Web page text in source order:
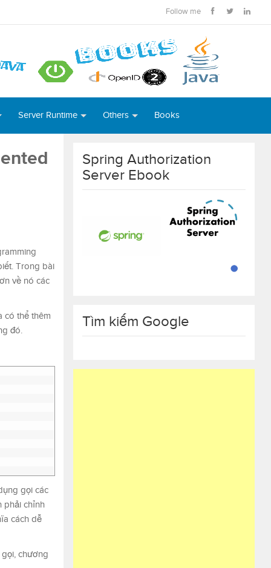
Follow me
Server Runtime Others Books
Trong bài
về nó các
có thể thêm
đó.
gọi các
phải chỉnh
cách dễ
chương
Spring Authorization
Server Ebook
Tìm kiếm Google